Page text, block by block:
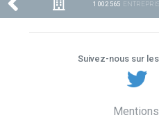
1 002 565
Suivez-nous sur